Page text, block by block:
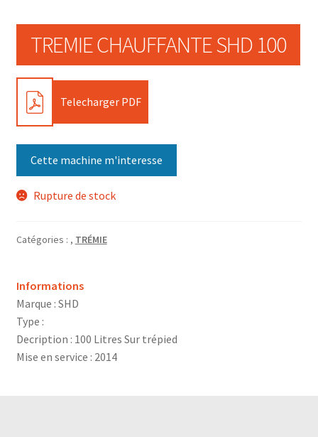
TREMIE CHAUFFANTE SHD 100
PDF Telecharger PDF
Cette machine m'interesse
Rupture de stock
Catégories : , TRÉMIE
Informations
Marque : SHD
Type :
Decription : 100 Litres Sur trépied
Mise en service : 2014